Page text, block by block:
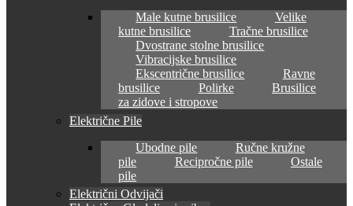
Male kutne brusilice
Velike
kutne brusilice
Tračne brusilice
Dvostrane stolne brusilice
Vibracijske brusilice
Ekscentrične brusilice
Ravne
brusilice
Polirke
Brusilice
za zidove i stropove
Električne Pile
Ubodne pile
Ručne kružne
pile
Recipročne pile
Ostale
pile
Električni Odvijači